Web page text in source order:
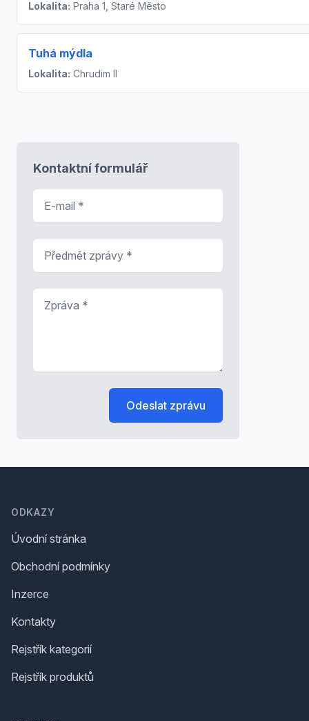
Lokalita: Praha 1, Staré Město
Tuhá mýdla
Lokalita: Chrudim II
Kontaktní formulář
Odeslat zprávu
ODKAZY
Úvodní stránka
Obchodní podmínky
Inzerce
Kontakty
Rejstřík kategorií
Rejstřík produktů